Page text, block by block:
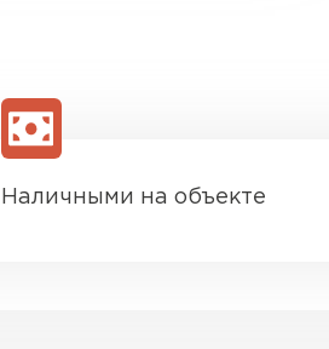
Наличными на объекте